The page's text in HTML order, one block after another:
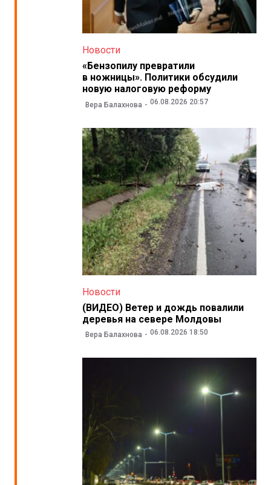
Новости
«Бензопилу превратили
в ножницы». Политики обсудили
новую налоговую реформу
Вера Балахнова 06.08.2026 20:57
Новости
(ВИДЕО) Ветер и дождь повалили
деревья на севере Молдовы
Вера Балахнова 06.08.2026 18:50